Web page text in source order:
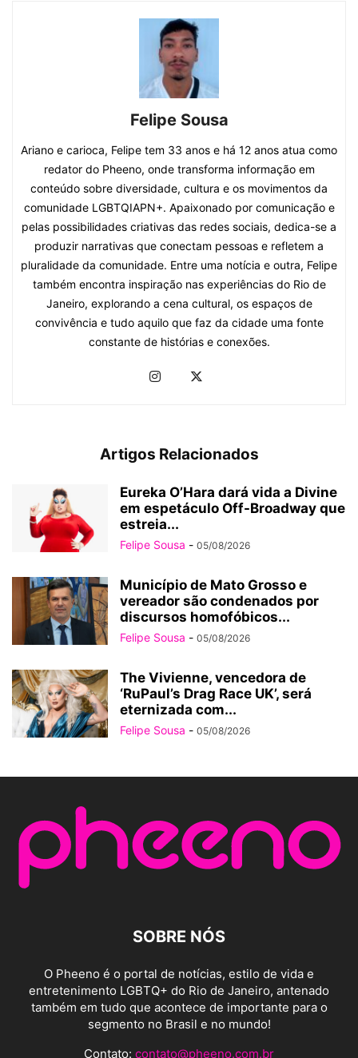
Felipe Sousa
Ariano e carioca, Felipe tem 33 anos e há 12 anos atua como
redator do Pheeno, onde transforma informação em
conteúdo sobre diversidade, cultura e os movimentos da
comunidade LGBTQIAPN+. Apaixonado por comunicação e
pelas possibilidades criativas das redes sociais, dedica-se a
produzir narrativas que conectam pessoas e refletem a
pluralidade da comunidade. Entre uma notícia e outra, Felipe
também encontra inspiração nas experiências do Rio de
Janeiro, explorando a cena cultural, os espaços de
convivência e tudo aquilo que faz da cidade uma fonte
constante de histórias e conexões.
Artigos Relacionados
Eureka O’Hara dará vida a Divine
em espetáculo Off-Broadway que
estreia...
Felipe Sousa - 05/08/2026
Município de Mato Grosso e
vereador são condenados por
discursos homofóbicos...
Felipe Sousa - 05/08/2026
The Vivienne, vencedora de
‘RuPaul’s Drag Race UK’, será
eternizada com...
Felipe Sousa - 05/08/2026
SOBRE NÓS
O Pheeno é o portal de notícias, estilo de vida e
entretenimento LGBTQ+ do Rio de Janeiro, antenado
também em tudo que acontece de importante para o
segmento no Brasil e no mundo!
Contato: contato@pheeno.com.br